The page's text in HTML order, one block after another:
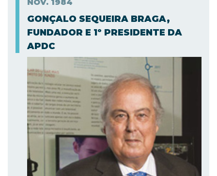
NOV. 1984
GONÇALO SEQUEIRA BRAGA,
FUNDADOR E 1º PRESIDENTE DA
APDC